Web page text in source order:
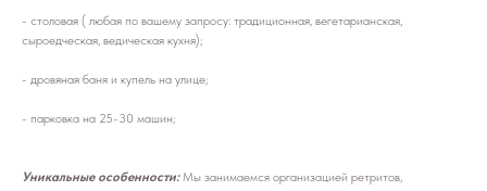
- столовая ( любая по вашему запросу: традиционная, вегетарианская,
сыроедческая, ведическая кухня);
- дровяная баня и купель на улице;
- парковка на 25-30 машин;
Уникальные особенности: Мы занимаемся организацией ретритов,